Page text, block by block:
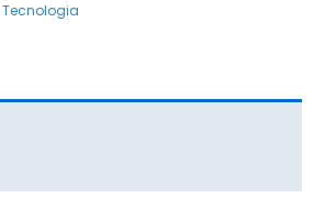
Tecnologia